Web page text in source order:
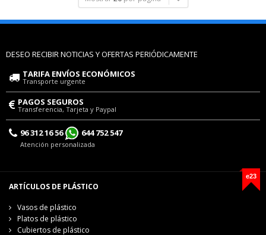
DESEO RECIBIR NOTICIAS Y OFERTAS PERIÓDICAMENTE
TARIFA ENVÍOS ECONÓMICOS
Transporte urgente
PAGOS SEGUROS
Transferencia, Tarjeta y Paypal
96 312 16 56 644 752 547
Atención personalizada
e23
ARTÍCULOS DE PLÁSTICO
Vasos de plástico
Platos de plástico
Cubiertos de plástico